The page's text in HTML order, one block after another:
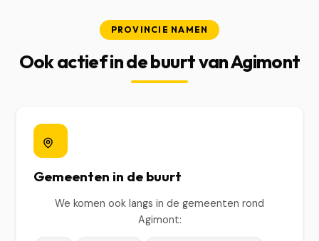
PROVINCIE NAMEN
Ook actief in de buurt van Agimont
Gemeenten in de buurt
We komen ook langs in de gemeenten rond
Agimont: